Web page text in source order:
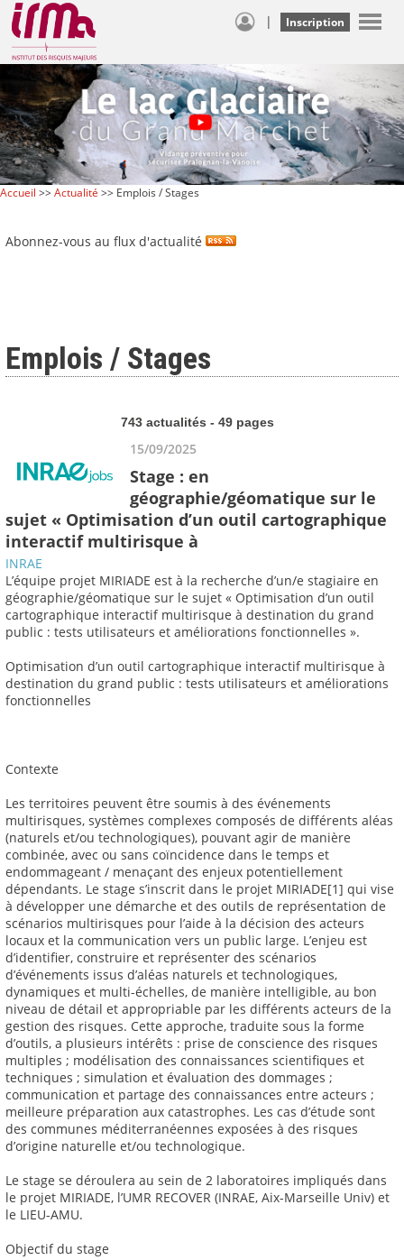
| Inscription
Accueil >>Actualité >> Emplois / Stages
Abonnez-vous au flux d'actualité
Emplois / Stages
743 actualités - 49 pages
15/09/2025
Stage : en
géographie/géomatique sur le
sujet « Optimisation d’un outil cartographique
interactif multirisque à
INRAE
L’équipe projet MIRIADE est à la recherche d’un/e stagiaire en
géographie/géomatique sur le sujet « Optimisation d’un outil
cartographique interactif multirisque à destination du grand
public : tests utilisateurs et améliorations fonctionnelles ».
Optimisation d’un outil cartographique interactif multirisque à
destination du grand public : tests utilisateurs et améliorations
fonctionnelles
Contexte
Les territoires peuvent être soumis à des événements
multirisques, systèmes complexes composés de différents aléas
(naturels et/ou technologiques), pouvant agir de manière
combinée, avec ou sans coïncidence dans le temps et
endommageant / menaçant des enjeux potentiellement
dépendants. Le stage s’inscrit dans le projet MIRIADE[1] qui vise
à développer une démarche et des outils de représentation de
scénarios multirisques pour l’aide à la décision des acteurs
locaux et la communication vers un public large. L’enjeu est
d’identifier, construire et représenter des scénarios
d’événements issus d’aléas naturels et technologiques,
dynamiques et multi-échelles, de manière intelligible, au bon
niveau de détail et appropriable par les différents acteurs de la
gestion des risques. Cette approche, traduite sous la forme
d’outils, a plusieurs intérêts : prise de conscience des risques
multiples ; modélisation des connaissances scientifiques et
techniques ; simulation et évaluation des dommages ;
communication et partage des connaissances entre acteurs ;
meilleure préparation aux catastrophes. Les cas d’étude sont
des communes méditerranéennes exposées à des risques
d’origine naturelle et/ou technologique.
Le stage se déroulera au sein de 2 laboratoires impliqués dans
le projet MIRIADE, l’UMR RECOVER (INRAE, Aix-Marseille Univ) et
le LIEU-AMU.
Objectif du stage